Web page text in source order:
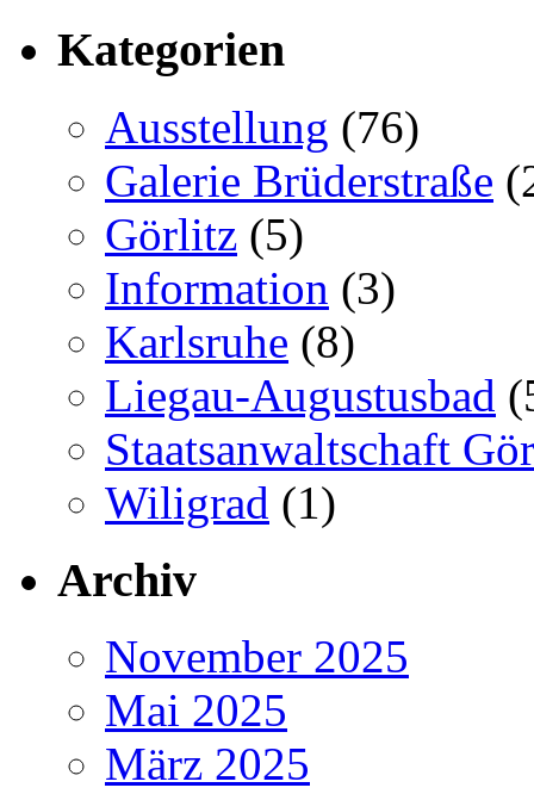
Kategorien
Ausstellung (76)
Galerie Brüderstraße
Görlitz (5)
Information (3)
Karlsruhe (8)
Liegau-Augustusbad
Staatsanwaltschaft
Wiligrad (1)
Archiv
November 2025
Mai 2025
März 2025